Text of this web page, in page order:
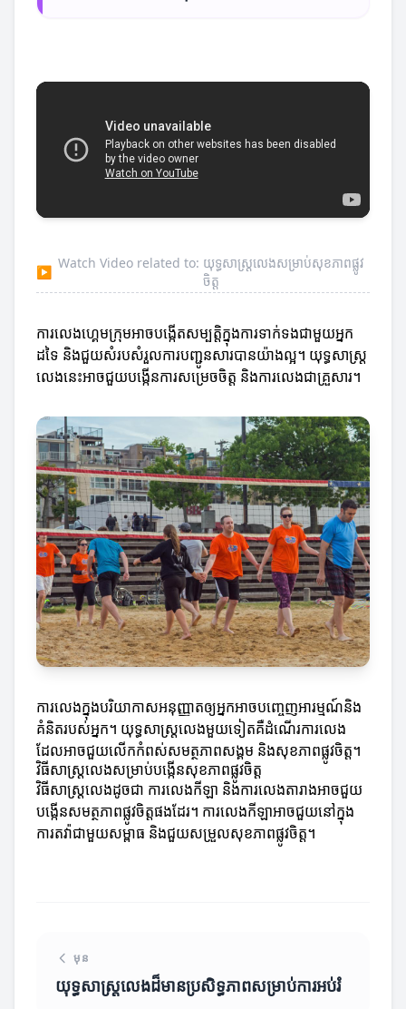
▶
Watch Video related to: យុទ្ធសាស្ត្រលេងសម្រាប់សុខភាពផ្លូវ
ចិត្ត
ការលេងហ្គេមក្រុមអាចបង្កើតសម្បត្តិក្នុងការទាក់ទងជាមួយអ្នក
ដទៃ និងជួយសំរបសំរួលការបញ្ជូនសារបានយ៉ាងល្អ។ យុទ្ធសាស្ត្រ
លេងនេះអាចជួយបង្កើនការសម្រេចចិត្ត និងការលេងជាគ្រួសារ។
ការលេងក្នុងបរិយាកាសអនុញ្ញាតឲ្យអ្នកអាចបញ្ចេញអារម្មណ៍និង
គំនិតរបស់អ្នក។ យុទ្ធសាស្ត្រលេងមួយទៀតគឺដំណើរការលេង
ដែលអាចជួយលើកកំពស់សមត្ថភាពសង្គម និងសុខភាពផ្លូវចិត្ត។
វិធីសាស្ត្រលេងសម្រាប់បង្កើនសុខភាពផ្លូវចិត្ត
វិធីសាស្ត្រលេងដូចជា ការលេងកីឡា និងការលេងតារាងអាចជួយ
បង្កើនសមត្ថភាពផ្លូវចិត្តផងដែរ។ ការលេងកីឡាអាចជួយនៅក្នុង
ការតវ៉ាជាមួយសម្ពាធ និងជួយសម្រួលសុខភាពផ្លូវចិត្ត។
មុន
យុទ្ធសាស្ត្រលេងដ៏មានប្រសិទ្ធភាពសម្រាប់ការអប់រំ